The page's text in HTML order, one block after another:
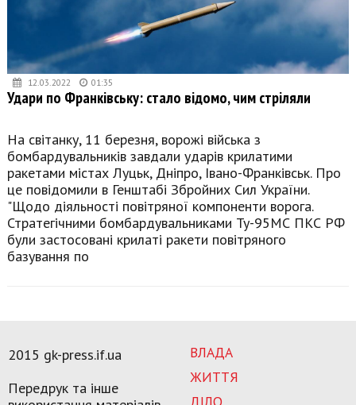
12.03.2022 01:35
Удари по Франківську: стало відомо, чим стріляли
На світанку, 11 березня, ворожі війська з
бомбардувальників завдали ударів крилатими
ракетами містах Луцьк, Дніпро, Івано-Франківськ. Про
це повідомили в Генштабі Збройних Сил України.
"Щодо діяльності повітряної компоненти ворога.
Стратегічними бомбардувальниками Ту-95МС ПКС РФ
були застосовані крилаті ракети повітряного
базування по
ВЛАДА
ЖИТТЯ
2015 gk-press.if.ua
Передрук та інше